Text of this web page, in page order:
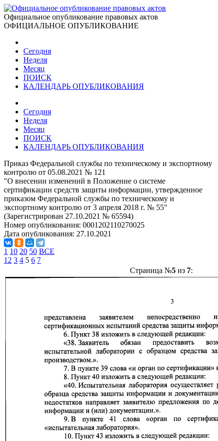
Официальное опубликование правовых актов
ОФИЦИАЛЬНОЕ ОПУБЛИКОВАНИЕ
Сегодня
Неделя
Месяц
ПОИСК
КАЛЕНДАРЬ ОПУБЛИКОВАНИЯ
Сегодня
Неделя
Месяц
ПОИСК
КАЛЕНДАРЬ ОПУБЛИКОВАНИЯ
Приказ Федеральной службы по техническому и экспортному
контролю от 05.08.2021 № 121
"О внесении изменений в Положение о системе
сертификации средств защиты информации, утвержденное
приказом Федеральной службы по техническому и
экспортному контролю от 3 апреля 2018 г. № 55"
(Зарегистрирован 27.10.2021 № 65594)
Номер опубликования: 0001202110270025
Дата опубликования: 27.10.2021
1 10 20 50 ВСЕ
1 2 3 4 5 6 7
Страница №5из 7: